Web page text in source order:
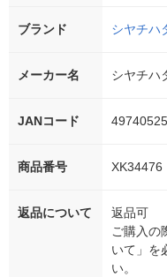
ブランド シヤチハ
メーカー名 シヤチハ
JANコード
商品番号 XK34476
返品について
返品可
ご購入の
いて」を
い。